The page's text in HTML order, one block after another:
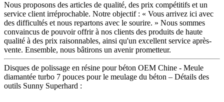
Nous proposons des articles de qualité, des prix compétitifs et un
service client irréprochable. Notre objectif : « Vous arrivez ici avec
des difficultés et nous repartons avec le sourire. » Nous sommes
convaincus de pouvoir offrir à nos clients des produits de haute
qualité à des prix raisonnables, ainsi qu'un excellent service après-
vente. Ensemble, nous bâtirons un avenir prometteur.
Disques de polissage en résine pour béton OEM Chine - Meule
diamantée turbo 7 pouces pour le meulage du béton – Détails des
outils Sunny Superhard :